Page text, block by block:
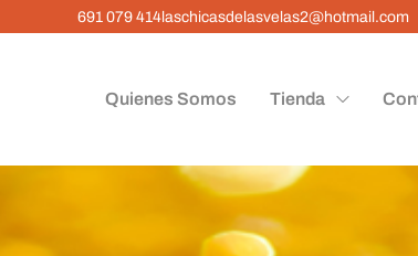
691 079 414laschicasdelasvelas2@hotmail.com
Quienes Somos Tienda